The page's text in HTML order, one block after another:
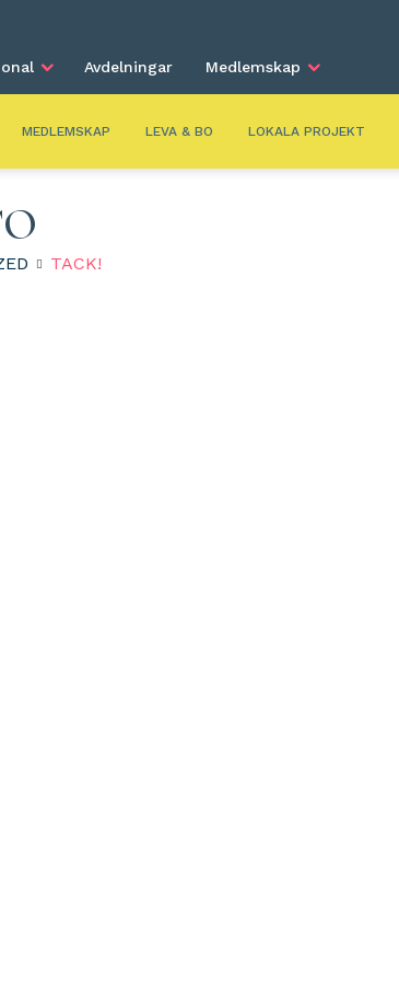
Avdelningar Medlemskap
MEDLEMSKAP LEVA & BO LOKALA PROJEKT
TACK!